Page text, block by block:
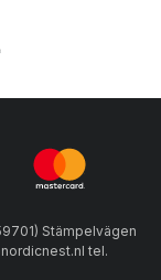
Stämpelvägen
tel.